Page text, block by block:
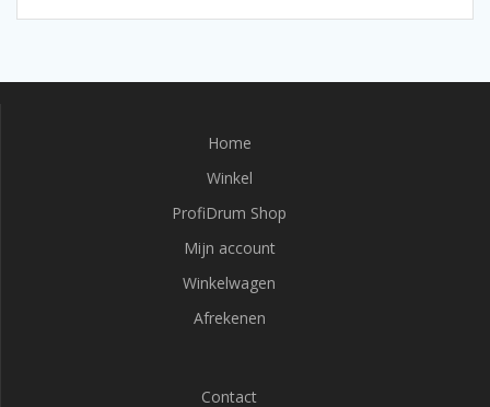
Home
Winkel
ProfiDrum Shop
Mijn account
Winkelwagen
Afrekenen
Contact